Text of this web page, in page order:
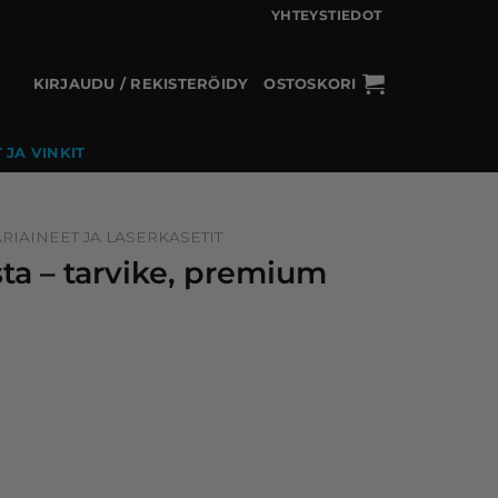
YHTEYSTIEDOT
KIRJAUDU / REKISTERÖIDY OSTOSKORI
JA VINKIT
JA LASERKASETIT
– tarvike, premium